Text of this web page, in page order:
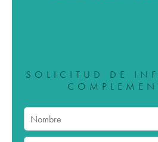
SOLICITUD DE